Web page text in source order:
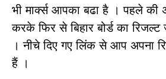
भी मार्क्स आपका बढा है । पहले की
करके फिर से बिहार बोर्ड का रिजल्ट
। नीचे दिए गए लिंक से आप अपना
हैं ।